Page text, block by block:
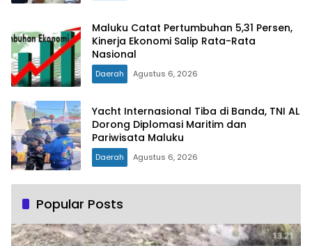
Maluku Catat Pertumbuhan 5,31 Persen,
Kinerja Ekonomi Salip Rata-Rata
Nasional
Daerah Agustus 6, 2026
Yacht Internasional Tiba di Banda, TNI AL
Dorong Diplomasi Maritim dan
Pariwisata Maluku
Daerah Agustus 6, 2026
Popular Posts